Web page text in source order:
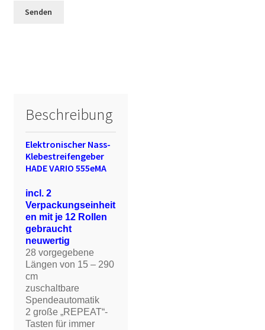
Beschreibung
Elektronischer Nass-
Klebestreifengeber
HADE VARIO 555eMA
incl. 2
Verpackungseinheit
en mit je 12 Rollen
gebraucht
neuwertig
28 vorgegebene
Längen von 15 – 290
cm
zuschaltbare
Spendeautomatik
2 große „REPEAT“-
Tasten für immer